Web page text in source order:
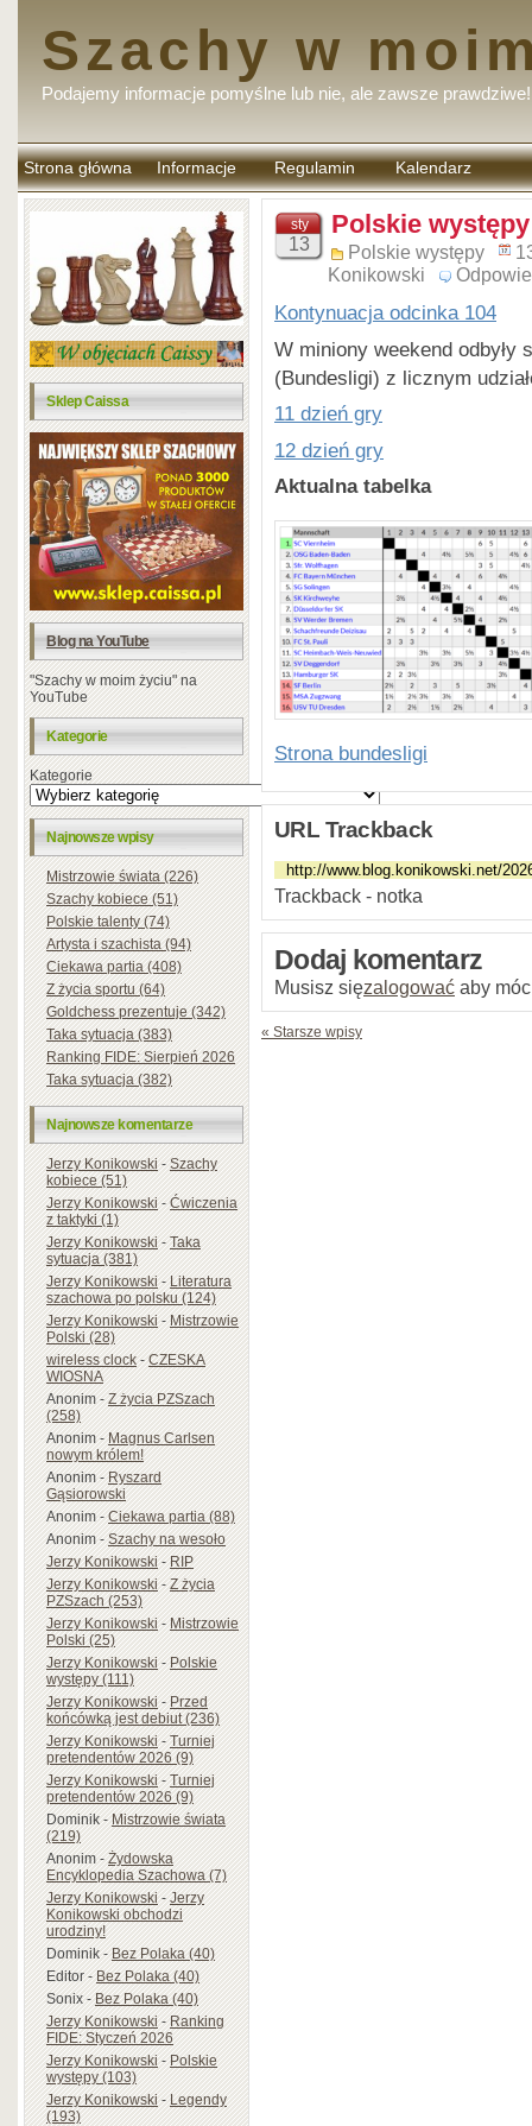
Szachy w
Podajemy informacje pomyślne lub nie, ale zawsze prawdziwe!
Strona główna Informacje Regulamin
komentarzy
Kalendarz
Sklep Caissa
Blog na YouTube
"Szachy w moim życiu" na
YouTube
Kategorie
Kategorie
Najnowsze wpisy
Mistrzowie świata (226)
Szachy kobiece (51)
Polskie talenty (74)
Artysta i szachista (94)
Ciekawa partia (408)
Z życia sportu (64)
Goldchess prezentuje (342)
Taka sytuacja (383)
Ranking FIDE: Sierpień 2026
Taka sytuacja (382)
Najnowsze komentarze
Jerzy Konikowski-Szachy
kobiece (51)
Jerzy Konikowski-Ćwiczenia
z taktyki (1)
Jerzy Konikowski-Taka
sytuacja (381)
Jerzy Konikowski-Literatura
szachowa po polsku (124)
Jerzy Konikowski-Mistrzowie
Polski (28)
wireless clock-CZESKA
WIOSNA
Anonim-Z życia PZSzach
(258)
Anonim-Magnus Carlsen
nowym królem!
Anonim-Ryszard
Gąsiorowski
Anonim-Ciekawa partia (88)
Anonim-Szachy na wesoło
Jerzy Konikowski-RIP
Jerzy Konikowski-Z życia
PZSzach (253)
Jerzy Konikowski-Mistrzowie
Polski (25)
Jerzy Konikowski-Polskie
występy (111)
Jerzy Konikowski-Przed
końcówką jest debiut (236)
Jerzy Konikowski-Turniej
pretendentów 2026 (9)
Jerzy Konikowski-Turniej
pretendentów 2026 (9)
Dominik-Mistrzowie świata
(219)
Anonim-Żydowska
Encyklopedia Szachowa (7)
Jerzy Konikowski-Jerzy
Konikowski obchodzi
urodziny!
Dominik-Bez Polaka (40)
Editor-Bez Polaka (40)
Sonix-Bez Polaka (40)
Jerzy Konikowski-Ranking
FIDE: Styczeń 2026
Jerzy Konikowski-Polskie
występy (103)
Jerzy Konikowski-Legendy
(193)
sty
13
Polskie występy
Polskie występy
Konikowski
Kontynuacja odcinka 104
W miniony weekend
(Bundesligi) z licznym
11 dzień gry
12 dzień gry
Aktualna tabelka
Strona bundesligi
URL Trackback
Trackback - notka
Dodaj komentarz
Musisz sięzalogować aby
« Starsze wpisy